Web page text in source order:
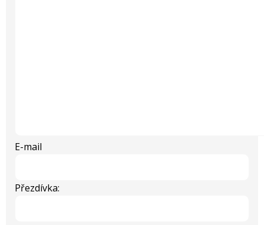
E-mail
Přezdívka: